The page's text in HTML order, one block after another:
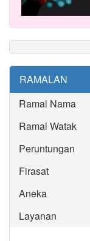
RAMALAN
Ramal Nama
Ramal Watak
Peruntungan
Firasat
Aneka
Layanan